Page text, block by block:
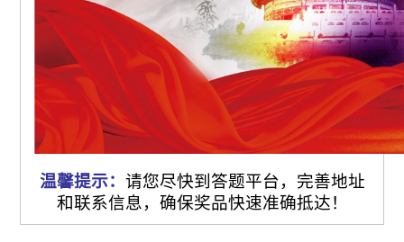
温馨提示： 请您尽快到答题平台，完善地址
和联系信息，确保奖品快速准确抵达！